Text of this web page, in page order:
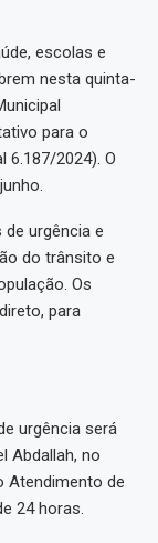
escolas e
nesta quinta-
para o
6.187/2024). O
urgência e
do trânsito e
Os
para
urgência será
Abdallah, no
Atendimento de
24 horas.